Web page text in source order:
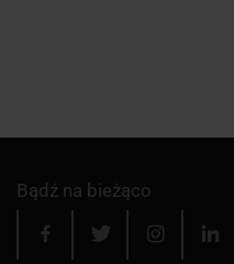
Bądź na bieżąco